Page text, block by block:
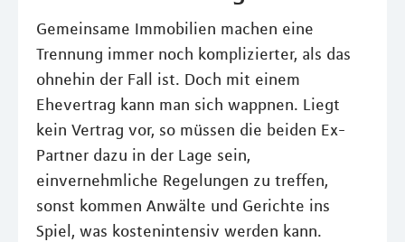
Gemeinsame Immobilien machen eine
Trennung immer noch komplizierter, als das
ohnehin der Fall ist. Doch mit einem
Ehevertrag kann man sich wappnen. Liegt
kein Vertrag vor, so müssen die beiden Ex-
Partner dazu in der Lage sein,
einvernehmliche Regelungen zu treffen,
sonst kommen Anwälte und Gerichte ins
Spiel, was kostenintensiv werden kann.